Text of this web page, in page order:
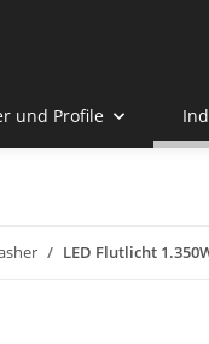
und Profile
LED Flutlicht